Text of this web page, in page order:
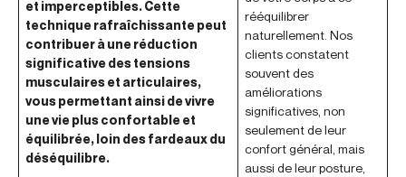
et imperceptibles. Cette
technique rafraîchissante peut
contribuer à une réduction
significative des tensions
musculaires et articulaires,
vous permettant ainsi de vivre
une vie plus confortable et
équilibrée, loin des fardeaux du
déséquilibre.
rééquilibrer
naturellement. Nos
clients constatent
souvent des
améliorations
significatives, non
seulement de leur
confort général, mais
aussi de leur posture,